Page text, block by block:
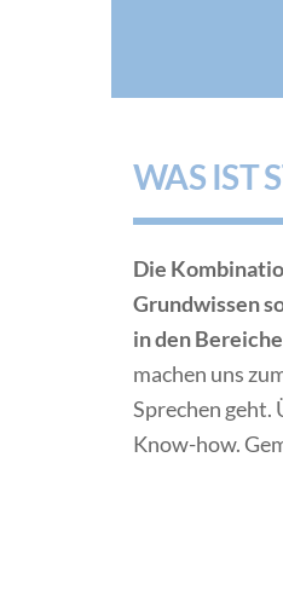
WAS IST
Die
Grundwissen
in den
machen uns
Sprechen geht.
Know-how.